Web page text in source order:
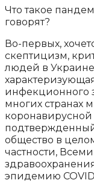
Что такое
говорят?
Во-первых,
скептицизм,
людей в
инфекционного
многих странах
коронавирусной
общество в
частности,
эпидемию